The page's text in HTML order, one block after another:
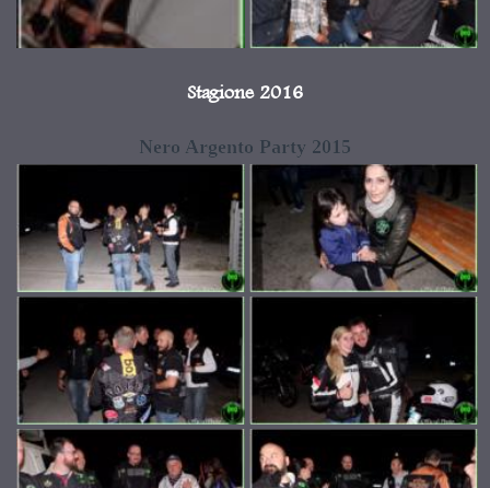
Stagione 2016
Nero Argento Party 2015